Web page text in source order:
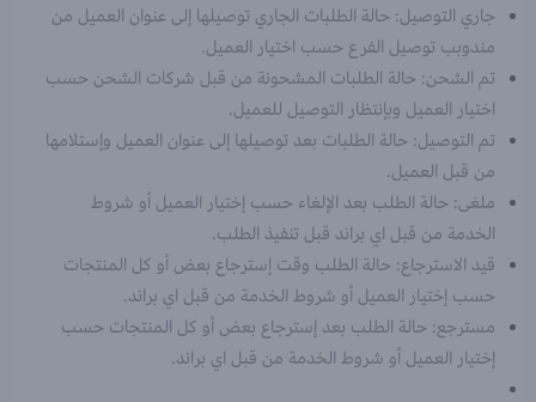
جاري التوصيل: حالة الطلبات الجاري توصيلها إلى عنوان العميل من
مندوبب توصيل الفرع حسب اختيار العميل.
تم الشحن: حالة الطلبات المشحونة من قبل شركات الشحن حسب
اختيار العميل وبإنتظار التوصيل للعميل.
تم التوصيل: حالة الطلبات بعد توصيلها إلى عنوان العميل وإستلامها
من قبل العميل.
ملغى: حالة الطلب بعد الإلغاء حسب إختيار العميل أو شروط
الخدمة من قبل اي براند قبل تنفيذ الطلب.
قيد الاسترجاع: حالة الطلب وقت إسترجاع بعض أو كل المنتجات
حسب إختيار العميل أو شروط الخدمة من قبل اي براند.
مسترجع: حالة الطلب بعد إسترجاع بعض أو كل المنتجات حسب
إختيار العميل أو شروط الخدمة من قبل اي براند.